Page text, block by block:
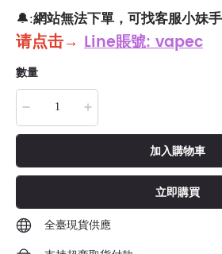
🔔:網站無法下單，可找客服小妹
请点击→ Line賬號: vapec
數量
加入購物車
立即購買
全臺現貨供應